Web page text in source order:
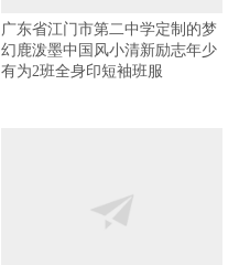
有为2班全身印短袖班服